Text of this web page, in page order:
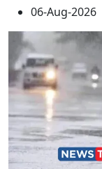
06-Aug-2026